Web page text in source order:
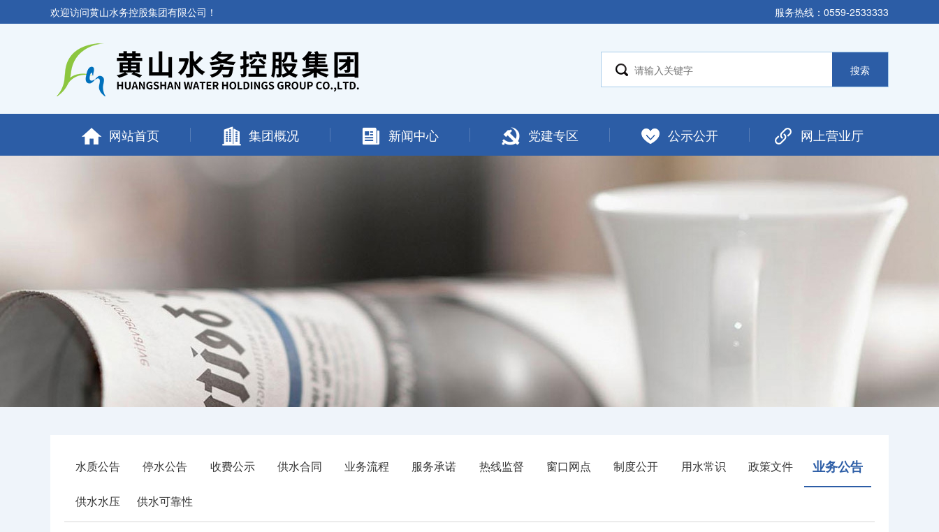
欢迎访问黄山水务控股集团有限公司！ 服务热线：0559-2533333
网站首页 集团概况 新闻中心 党建专区 公示公开 网上营业厅
水质公告 停水公告 收费公示 供水合同 业务流程 服务承诺 热线监督 窗口网点 制度公开 用水常识 政策文件 业务公告
供水水压 供水可靠性